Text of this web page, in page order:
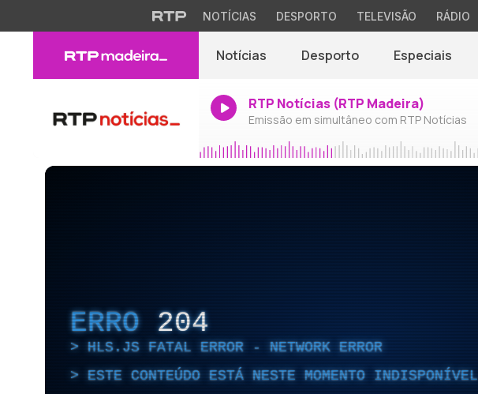
NOTÍCIAS DESPORTO TELEVISÃO RÁDIO
Notícias Desporto Especiais
RTP Notícias (RTP Madeira)
Emissão em simultâneo com RTP Notícias
ERRO 204
HLS.JS FATAL ERROR - NETWORK ERROR
ESTE CONTEÚDO ESTÁ NESTE MOMENTO INDISPONÍVEL